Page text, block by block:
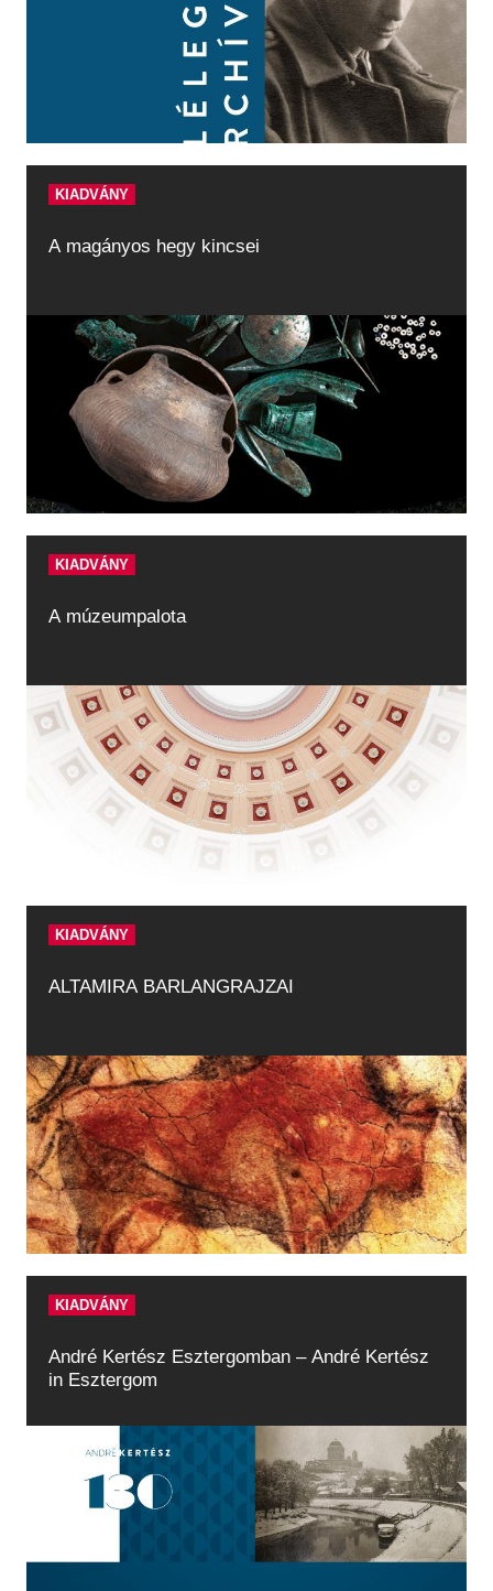
KIADVÁNY
A magányos hegy kincsei
KIADVÁNY
A múzeumpalota
KIADVÁNY
ALTAMIRA BARLANGRAJZAI
KIADVÁNY
André Kertész Esztergomban – André Kertész
in Esztergom